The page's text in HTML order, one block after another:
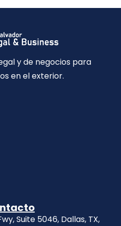
y de negocios para
en el exterior.
Suite 5046, Dallas, TX,